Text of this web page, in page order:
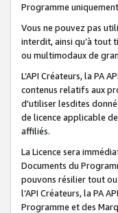
Programme
Vous ne pouvez pas
interdit, ainsi qu’à tout
ou multimodaux de
L’API Créateurs, la PA
contenus relatifs aux
d'utiliser lesdites
de licence applicable
affiliés.
La Licence sera
Documents du
pouvons résilier tout
l’API Créateurs, la PA
Programme et des